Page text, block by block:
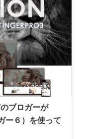
2023/12/23
ブロガーが
ー６）を使って